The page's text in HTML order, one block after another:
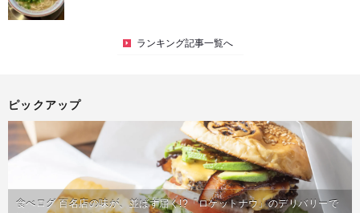
ランキング記事一覧へ
ピックアップ
食べログ 百名店の味が、並ばず届く!?「ロケットナウ」のデリバリーで